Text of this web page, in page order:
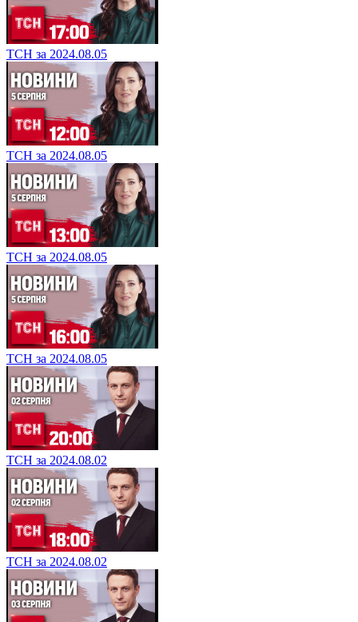
ТСН за 2024.08.05
ТСН за 2024.08.05
ТСН за 2024.08.05
ТСН за 2024.08.05
ТСН за 2024.08.02
ТСН за 2024.08.02